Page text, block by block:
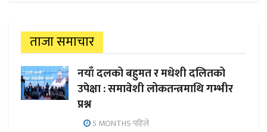
ताजा समाचार
नयाँ दलको बहुमत र मधेशी दलितको
उपेक्षा : समावेशी लोकतन्त्रमाथि गम्भीर
प्रश्न
5 MONTHS पहिले